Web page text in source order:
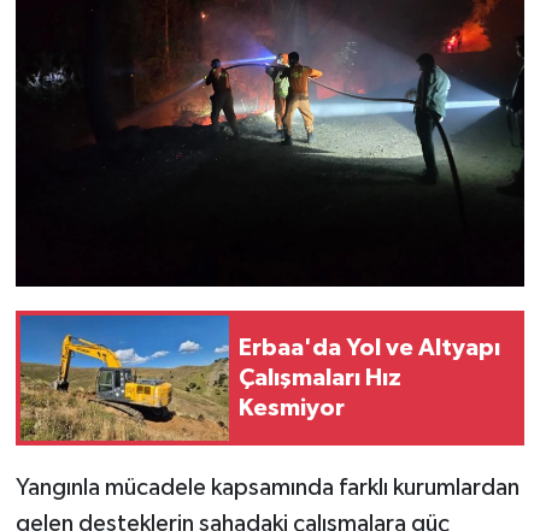
Erbaa'da Yol ve Altyapı
Çalışmaları Hız
Kesmiyor
Yangınla mücadele kapsamında farklı kurumlardan
gelen desteklerin sahadaki çalışmalara güç